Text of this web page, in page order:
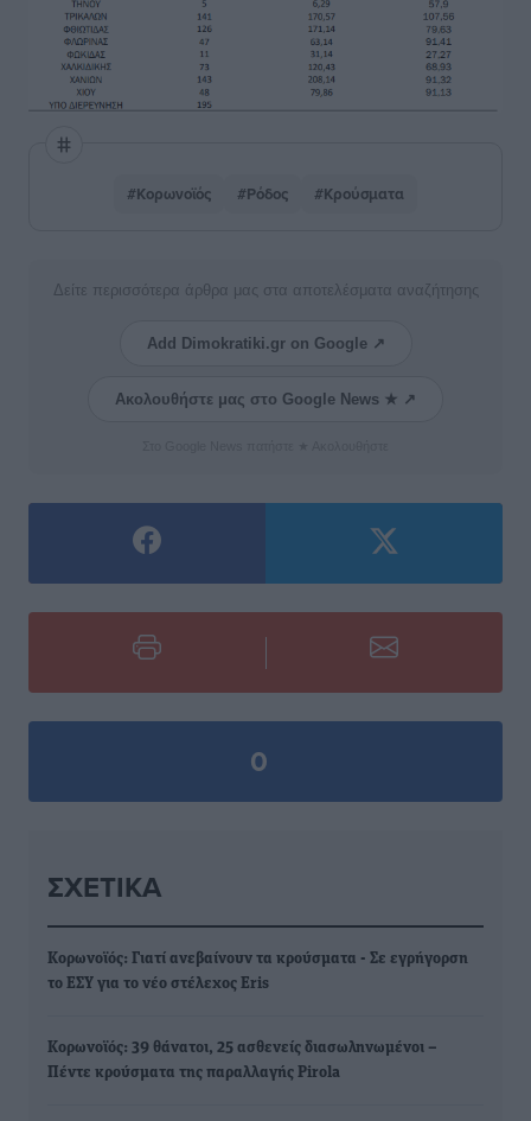
#Κορωνοϊός #Ρόδος #Κρούσματα
Δείτε περισσότερα άρθρα μας στα αποτελέσματα αναζήτησης
Add Dimokratiki.gr on Google ↗
Ακολουθήστε μας στο Google News ★ ↗
0
ΣΧΕΤΙΚΆ
Κορωνοϊός: Γιατί ανεβαίνουν τα κρούσματα - Σε εγρήγορση
το ΕΣΥ για το νέο στέλεχος Eris
Κορωνοϊός: 39 θάνατοι, 25 ασθενείς διασωληνωμένοι –
Πέντε κρούσματα της παραλλαγής Pirola